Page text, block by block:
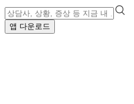
앱 다운로드